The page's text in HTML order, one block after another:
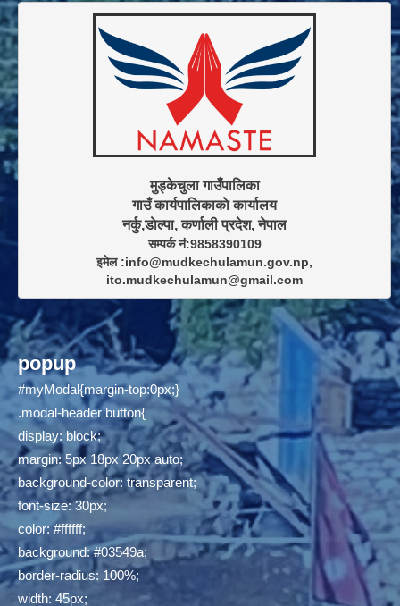
मुड्केचुला गाउँपालिका
गाउँ कार्यपालिकाकाे कार्यालय
सम्पर्क नं:9858390109
इमेल :info@mudkechulamun.gov.np,
ito.mudkechulamun@gmail.com
popup
#myModal{margin-top:0px;}
.modal-header button{
display: block;
margin: 5px 18px 20px auto;
background-color: transparent;
font-size: 30px;
color: #ffffff;
background: #03549a;
border-radius: 100%;
width: 45px;